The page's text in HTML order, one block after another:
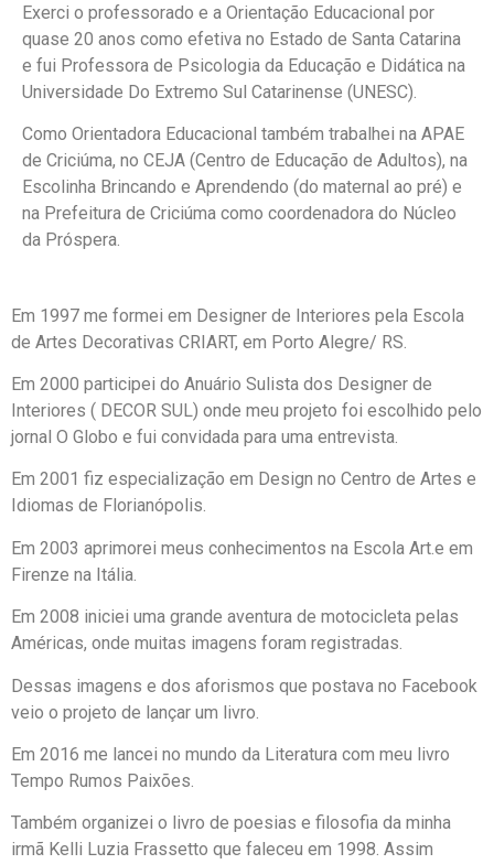
Exerci o professorado e a Orientação Educacional por
quase 20 anos como efetiva no Estado de Santa Catarina
e fui Professora de Psicologia da Educação e Didática na
Universidade Do Extremo Sul Catarinense (UNESC).
Como Orientadora Educacional também trabalhei na APAE
de Criciúma, no CEJA (Centro de Educação de Adultos), na
Escolinha Brincando e Aprendendo (do maternal ao pré) e
na Prefeitura de Criciúma como coordenadora do Núcleo
da Próspera.
Em 1997 me formei em Designer de Interiores pela Escola
de Artes Decorativas CRIART, em Porto Alegre/ RS.
Em 2000 participei do Anuário Sulista dos Designer de
Interiores ( DECOR SUL) onde meu projeto foi escolhido pelo
jornal O Globo e fui convidada para uma entrevista.
Em 2001 fiz especialização em Design no Centro de Artes e
Idiomas de Florianópolis.
Em 2003 aprimorei meus conhecimentos na Escola Art.e em
Firenze na Itália.
Em 2008 iniciei uma grande aventura de motocicleta pelas
Américas, onde muitas imagens foram registradas.
Dessas imagens e dos aforismos que postava no Facebook
veio o projeto de lançar um livro.
Em 2016 me lancei no mundo da Literatura com meu livro
Tempo Rumos Paixões.
Também organizei o livro de poesias e filosofia da minha
irmã Kelli Luzia Frassetto que faleceu em 1998. Assim